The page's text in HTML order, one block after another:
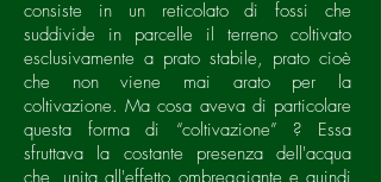
consiste in un reticolato di fossi che
suddivide in parcelle il terreno coltivato
esclusivamente a prato stabile, prato cioè
che non viene mai arato per la
coltivazione.Ma cosa aveva di particolare
questa forma di “coltivazione” ? Essa
sfruttava la costante presenza dell'acqua
che, unita all'effetto ombreggiante e quindi